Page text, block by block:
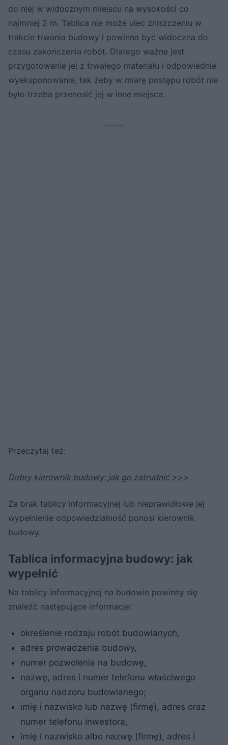
do niej w widocznym miejscu na wysokości co
najmniej 2 m. Tablica nie może ulec zniszczeniu w
trakcie trwania budowy i powinna być widoczna do
czasu zakończenia robót. Dlatego ważne jest
przygotowanie jej z trwałego materiału i odpowiednie
wyeksponowanie, tak żeby w miarę postępu robót nie
było trzeba przenosić jej w inne miejsca.
Przeczytaj też:
Dobry kierownik budowy: jak go zatrudnić >>>
Za brak tablicy informacyjnej lub nieprawidłowe jej
wypełnienie odpowiedzialność ponosi kierownik
budowy.
Tablica informacyjna budowy: jak
wypełnić
Na tablicy informacyjnej na budowie powinny się
znaleźć następujące informacje:
określenie rodzaju robót budowlanych,
adres prowadzenia budowy,
numer pozwolenia na budowę,
nazwę, adres i numer telefonu właściwego
organu nadzoru budowlanego;
imię i nazwisko lub nazwę (firmę), adres oraz
numer telefonu inwestora,
imię i nazwisko albo nazwę (firmę), adres i